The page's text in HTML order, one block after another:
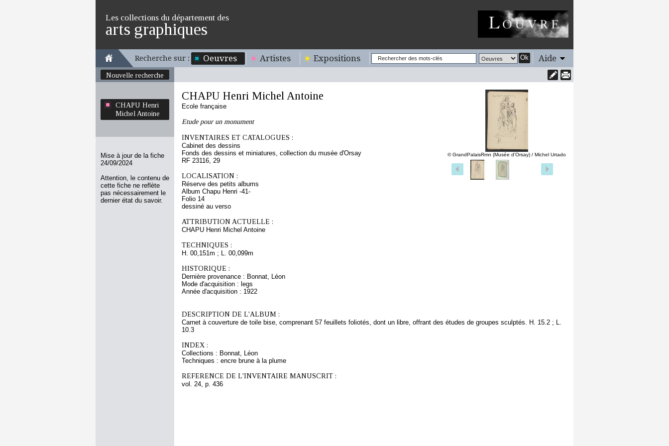
Les collections du département des
arts graphiques
Recherche sur : Oeuvres Artistes Expositions Ok Aide
Nouvelle recherche
CHAPU Henri
Michel Antoine
Mise à jour de la fiche
24/09/2024
Attention, le contenu de
cette fiche ne reflète
pas nécessairement le
dernier état du savoir.
© GrandPalaisRmn (Musée d'Orsay) / Michel Urtado
CHAPU Henri Michel Antoine
Ecole française
Etude pour un monument
INVENTAIRES ET CATALOGUES :
Cabinet des dessins
Fonds des dessins et miniatures, collection du musée d'Orsay
RF 23116, 29
LOCALISATION :
Réserve des petits albums
Album Chapu Henri -41-
Folio 14
dessiné au verso
ATTRIBUTION ACTUELLE :
CHAPU Henri Michel Antoine
TECHNIQUES :
H. 00,151m ; L. 00,099m
HISTORIQUE :
Dernière provenance : Bonnat, Léon
Mode d'acquisition : legs
Année d'acquisition : 1922
DESCRIPTION DE L'ALBUM :
Carnet à couverture de toile bise, comprenant 57 feuillets foliotés, dont un libre, offrant des études de groupes sculptés. H. 15.2 ; L.
10.3
INDEX :
Collections : Bonnat, Léon
Techniques : encre brune à la plume
REFERENCE DE L'INVENTAIRE MANUSCRIT :
vol. 24, p. 436